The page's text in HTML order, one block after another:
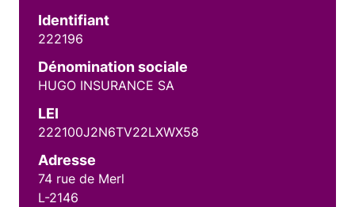
Identifiant
222196
Dénomination sociale
HUGO INSURANCE SA
LEI
222100J2N6TV22LXWX58
Adresse
74 rue de Merl
L-2146